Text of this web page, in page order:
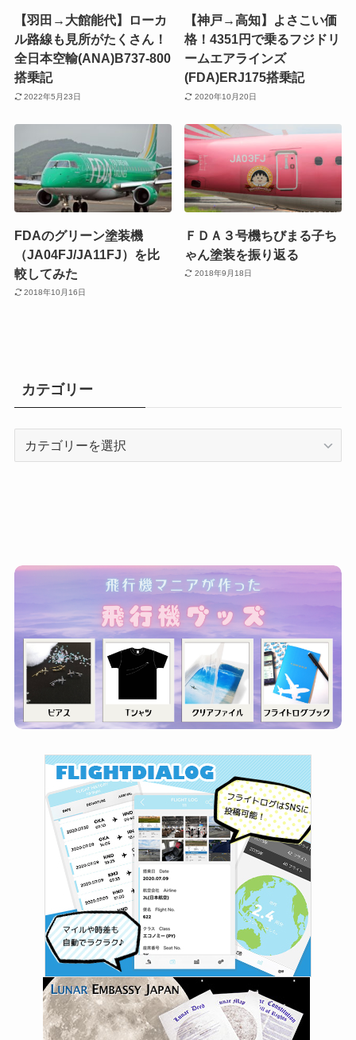
【羽田→大館能代】ローカ
ル路線も見所がたくさん！
全日本空輸(ANA)B737-800
搭乗記
2022年5月23日
【神戸→高知】よさこい価
格！4351円で乗るフジドリ
ームエアラインズ
(FDA)ERJ175搭乗記
2020年10月20日
FDAのグリーン塗装機
（JA04FJ/JA11FJ）を比
較してみた
2018年10月16日
ＦＤＡ３号機ちびまる子ち
ゃん塗装を振り返る
2018年9月18日
カテゴリー